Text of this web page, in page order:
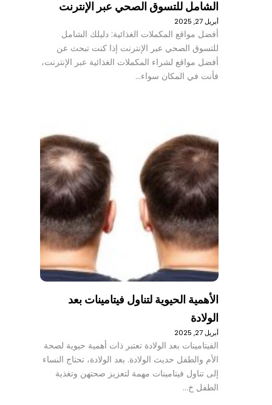
الشامل للتسوق الصحي عبر الإنترنت
أبريل 27, 2025
أفضل مواقع المكملات الغذائية: دليلك الشامل
للتسوق الصحي عبر الإنترنت إذا كنت تبحث عن
أفضل مواقع لشراء المكملات الغذائية عبر الإنترنت،
فأنت في المكان سواء…
الأهمية الحيوية لتناول فيتامينات بعد
الولادة
أبريل 27, 2025
الفيتامينات بعد الولادة تعتبر ذات أهمية حيوية لصحة
الأم والطفل حديث الولادة. بعد الولادة، تحتاج النساء
إلى تناول فيتامينات مهمة لتعزيز صحتهن وتغذية
الطفل خ…